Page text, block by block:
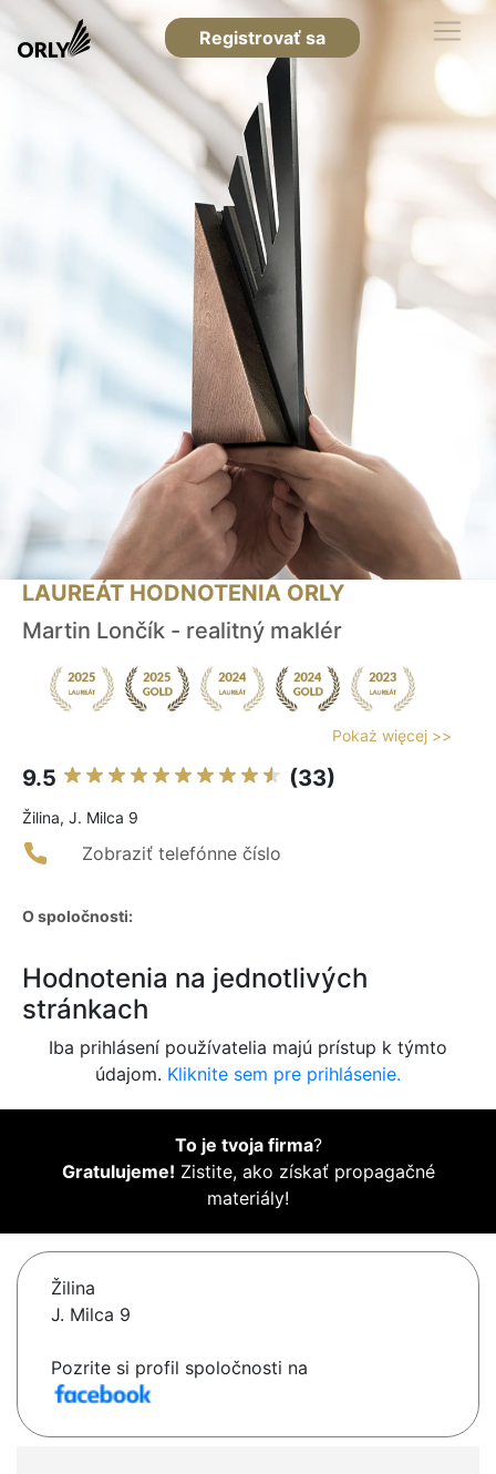
Registrovať sa
LAUREÁT HODNOTENIA ORLY
Martin Lončík - realitný maklér
Pokaż więcej >>
9.5 (33)
Žilina, J. Milca 9
Zobraziť telefónne číslo
O spoločnosti:
Hodnotenia na jednotlivých
stránkach
Iba prihlásení používatelia majú prístup k týmto
údajom. Kliknite sem pre prihlásenie.
To je tvoja firma?
Gratulujeme! Zistite, ako získať propagačné
materiály!
Žilina
J. Milca 9
Pozrite si profil spoločnosti na